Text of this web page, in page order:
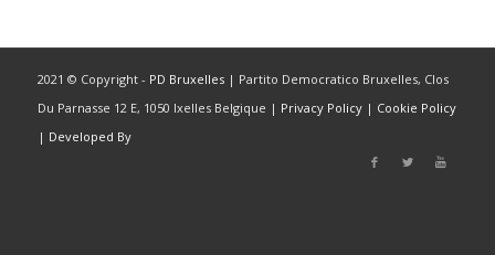
2021 © Copyright - PD Bruxelles| Partito Democratico Bruxelles, Clos
Du Parnasse 12 E, 1050 Ixelles Belgique | Privacy Policy| Cookie Policy
| Developed By